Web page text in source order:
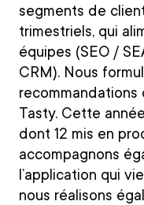
segments de
trimestriels, qui
équipes (SEO /
CRM). Nous
recommandations
Tasty. Cette
dont 12 mis en
accompagnons
l’application qui
nous réalisons